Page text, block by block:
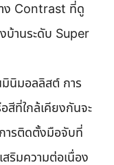
ง Contrast ที่ดู
บ้านระดับ Super
มินิมอลลิสต์ การ
สีที่ใกล้เคียงกันจะ
ารติดตั้งมือจับที่
ริมความต่อเนื่อง